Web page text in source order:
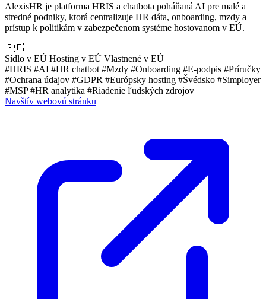
AlexisHR je platforma HRIS a chatbota poháňaná AI pre malé a
stredné podniky, ktorá centralizuje HR dáta, onboarding, mzdy a
prístup k politikám v zabezpečenom systéme hostovanom v EÚ.
🇸🇪
Sídlo v EÚ Hosting v EÚ Vlastnené v EÚ
#HRIS #AI #HR chatbot #Mzdy #Onboarding #E-podpis #Príručky
#Ochrana údajov #GDPR #Európsky hosting #Švédsko #Simployer
#MSP#HR analytika #Riadenie ľudských zdrojov
Navštív webovú stránku